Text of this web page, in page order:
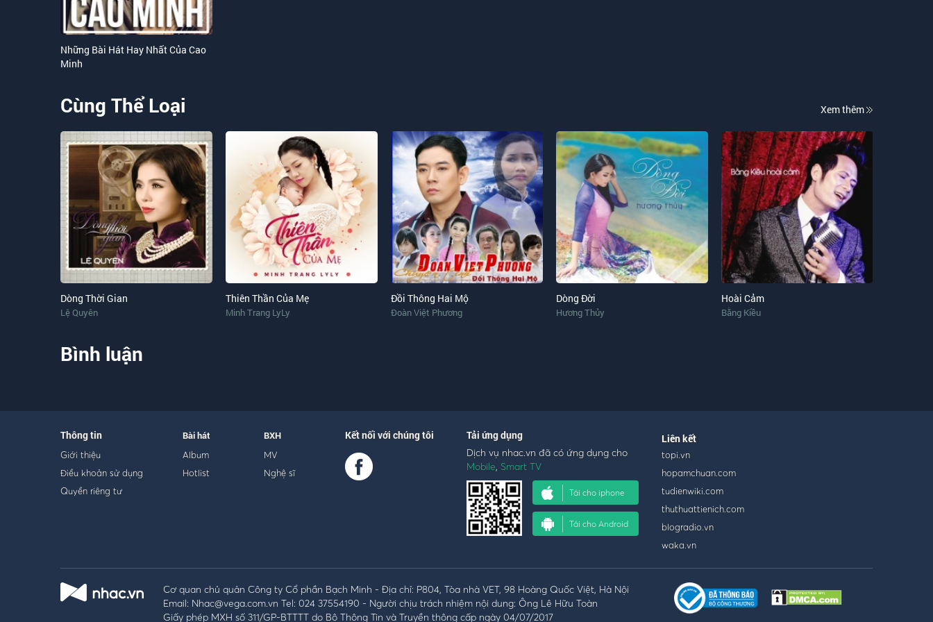
Cao Minh
Mùa Xuân Cưới Em
Cao Minh, Gia Nguyên,Tấn Đạt
Bài Ca Trường Sơn
Cao Minh
Lá Đổ Muôn Chiều
Cao Minh
Những Bài Hát Hay Nhất Của Cao
Minh
Cùng Thể Loại Xem thêm
Dòng Thời Gian
Lệ Quyên
Thiên Thần Của Mẹ
Minh Trang LyLy
Đồi Thông Hai Mộ
Đoàn Việt Phương
Dòng Đời
Hương Thủy
Hoài Cảm
Bằng Kiều
Bình luận
Thông tin
Giới thiệu
Điều khoản sử dụng
Quyền riêng tư
Bài hát
Album
Hotlist
BXH
MV
Nghệ sĩ
Kết nối với chúng tôi Tải ứng dụng
Dịch vụ nhac.vn đã có ứng dụng cho
Mobile, Smart TV
Tải cho iphone
Tải cho Android
Liên kết
topi.vn
hopamchuan.com
tudienwiki.com
thuthuattienich.com
blogradio.vn
waka.vn
Cơ quan chủ quản Công ty Cổ phần Bạch Minh - Địa chỉ: P804, Tòa nhà VET, 98 Hoàng Quốc Việt, Hà Nội
Email: Nhac@vega.com.vn Tel: 024 37554190 - Người chịu trách nhiệm nội dung: Ông Lê Hữu Toàn
Giấy phép MXH số 311/GP-BTTTT do Bộ Thông Tin và Truyền thông cấp ngày 04/07/2017